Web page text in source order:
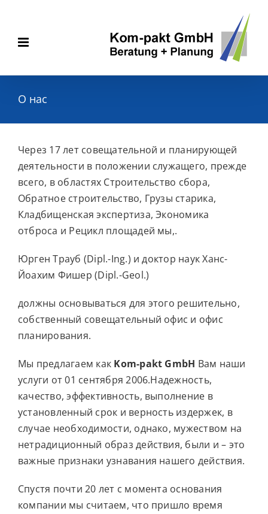
content
O нас
Через 17 лет совещательной и планирующей
деятельности в положении служащего, прежде
всего, в областях Строительство сбора,
Обратное строительство, Грузы старика,
Кладбищенская экспертиза, Экономика
отброса и Рецикл площадей мы,.
Юрген Трауб (Dipl.-Ing.) и доктор наук Ханс-
Йоахим Фишер (Dipl.-Geol.)
должны основываться для этого решительно,
собственный совещательный офис и офис
планирования.
Мы предлагаем как Kom-pakt GmbH Вам наши
услуги от 01 сентября 2006.Надежность,
качество, эффективность, выполнение в
установленный срок и верность издержек, в
случае необходимости, однако, мужеством на
нетрадиционный образ действия, были и – это
важные признаки узнавания нашего действия.
Спустя почти 20 лет с момента основания
компании мы считаем, что пришло время